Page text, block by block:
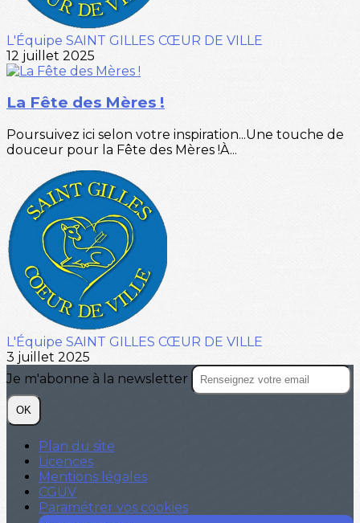
L'Équipe SAINT GILLES CŒUR DE VILLE
12 juillet 2025
La Fête des Mères !
Poursuivez ici selon votre inspiration...Une touche de
douceur pour la Fête des Mères !À...
L'Équipe SAINT GILLES CŒUR DE VILLE
3 juillet 2025
Je m'abonne à la newsletter
OK
Plan du site
Licences
Mentions légales
CGUV
Paramétrer vos cookies